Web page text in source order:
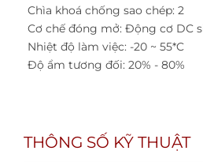
Chìa khoá chống sao chép: 2
Cơ chế đóng mở: Động cơ DC
Nhiệt độ làm việc: -20 ~ 55*C
Độ ẩm tương đối: 20% - 80%
THÔNG SỐ KỸ THUẬT